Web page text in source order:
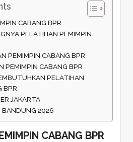
CABANG BPR
PELATIHAN PEMIMPIN
PEMIMPIN CABANG BPR
PEMIMPIN CABANG BPR
PELATIHAN
BPR
JAKARTA
BANDUNG 2026
CABANG BPR